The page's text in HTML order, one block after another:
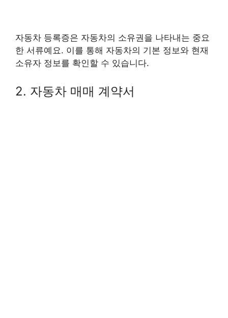
자동차 등록증은 자동차의 소유권을 나타내는 중요
한 서류예요. 이를 통해 자동차의 기본 정보와 현재
소유자 정보를 확인할 수 있습니다.
2. 자동차 매매 계약서